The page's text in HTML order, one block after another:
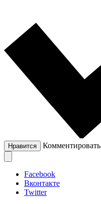
Нравится Комментировать
Facebook
Вконтакте
Twitter